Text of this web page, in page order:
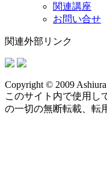
関連講座
お問い合せ
関連外部リンク
Copyright © 2009
このサイト内で使用し
の一切の無断転載、転